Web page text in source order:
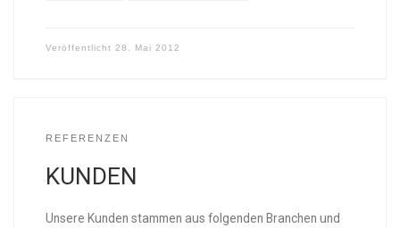
Veröffentlicht 28. Mai 2012
REFERENZEN
KUNDEN
Unsere Kunden stammen aus folgenden Branchen und